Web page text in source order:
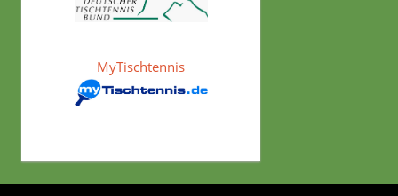
MyTischtennis